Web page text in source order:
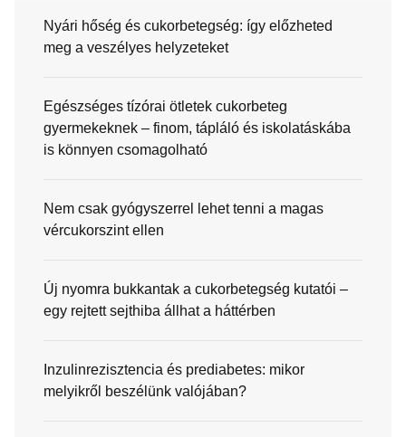
Nyári hőség és cukorbetegség: így előzheted
meg a veszélyes helyzeteket
Egészséges tízórai ötletek cukorbeteg
gyermekeknek – finom, tápláló és iskolatáskába
is könnyen csomagolható
Nem csak gyógyszerrel lehet tenni a magas
vércukorszint ellen
Új nyomra bukkantak a cukorbetegség kutatói –
egy rejtett sejthiba állhat a háttérben
Inzulinrezisztencia és prediabetes: mikor
melyikről beszélünk valójában?